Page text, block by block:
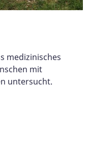
medizinisches
mit
untersucht.